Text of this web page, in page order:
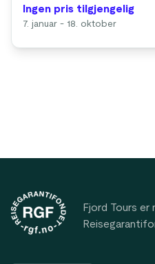
Ingen pris tilgjengelig
7. januar - 18. oktober
Fjord Tours er